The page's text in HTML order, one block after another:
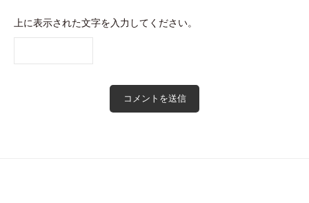
上に表示された文字を入力してください。